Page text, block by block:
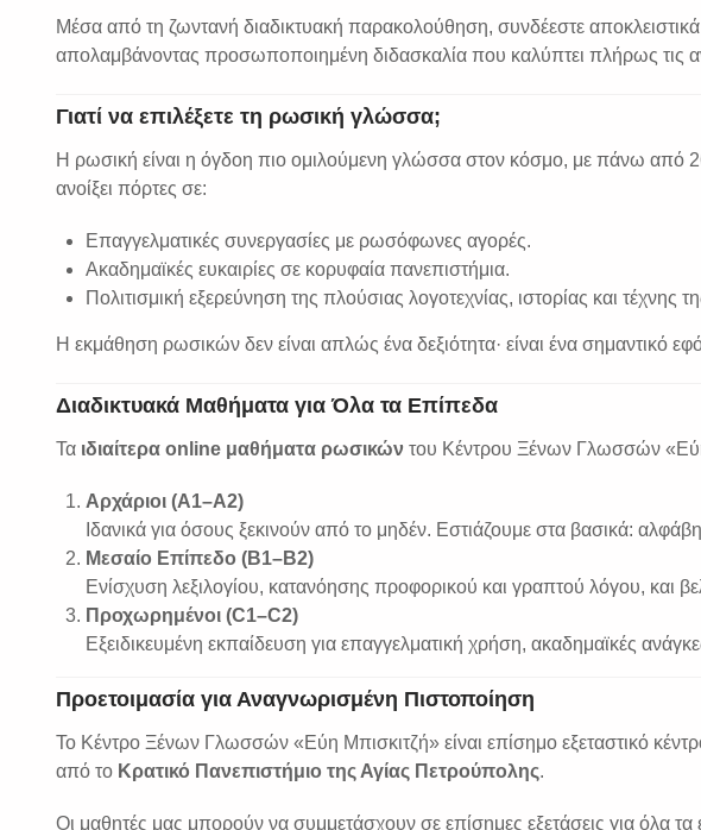
Μέσα από τη ζωντανή διαδικτυακή παρακολούθηση, συνδέεστε
απολαμβάνοντας προσωποποιημένη διδασκαλία που καλύπτει πλήρως τις
Γιατί να επιλέξετε τη ρωσική γλώσσα;
Η ρωσική είναι η όγδοη πιο ομιλούμενη γλώσσα στον κόσμο, με πάνω από
ανοίξει πόρτες σε:
Επαγγελματικές συνεργασίες με ρωσόφωνες αγορές.
Ακαδημαϊκές ευκαιρίες σε κορυφαία πανεπιστήμια.
Πολιτισμική εξερεύνηση της πλούσιας λογοτεχνίας, ιστορίας και τέχνης
Η εκμάθηση ρωσικών δεν είναι απλώς ένα δεξιότητα· είναι ένα σημαντικό
Διαδικτυακά Μαθήματα για Όλα τα Επίπεδα
Τα ιδιαίτερα online μαθήματα ρωσικών του Κέντρου Ξένων Γλωσσών
Αρχάριοι (A1–A2)
Ιδανικά για όσους ξεκινούν από το μηδέν. Εστιάζουμε στα βασικά:
Μεσαίο Επίπεδο (B1–B2)
Ενίσχυση λεξιλογίου, κατανόησης προφορικού και γραπτού λόγου, και
Προχωρημένοι (C1–C2)
Εξειδικευμένη εκπαίδευση για επαγγελματική χρήση, ακαδημαϊκές
Προετοιμασία για Αναγνωρισμένη Πιστοποίηση
Το Κέντρο Ξένων Γλωσσών «Εύη Μπισκιτζή» είναι επίσημο εξεταστικό
από το Κρατικό Πανεπιστήμιο της Αγίας Πετρούπολης.
Οι μαθητές μας μπορούν να συμμετάσχουν σε επίσημες εξετάσεις για όλα